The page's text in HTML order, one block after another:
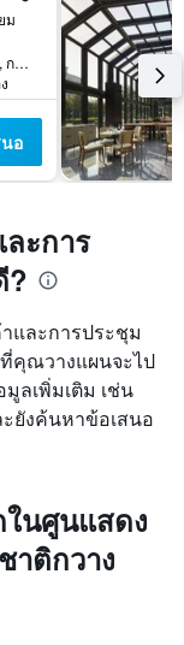
ม
1 Hui Zhan Dong Road, กว่างโจว, จีน
อ
ะการ
?
และการประชุม
คุณวางแผนจะไป
ลเพิ่มเติม เช่น
ยังค้นหาข้อเสนอ
ในศูนแสดง
าติกวาง